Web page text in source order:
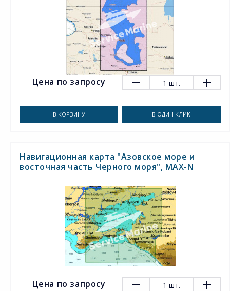
Цена по запросу 1 шт.
В КОРЗИНУ В ОДИН КЛИК
Навигационная карта "Азовское море и
восточная часть Черного моря", MAX-N
Цена по запросу 1 шт.